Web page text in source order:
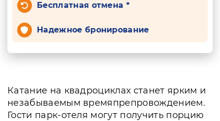
Бесплатная отмена *
Надежное бронирование
Катание на квадроциклах станет ярким и
незабываемым времяпрепровождением.
Гости парк-отеля могут получить порцию